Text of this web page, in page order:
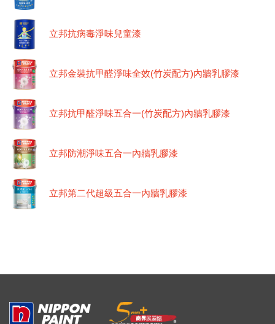
立邦抗病毒淨味兒童漆
立邦金裝抗甲醛淨味全效(竹炭配方)內牆乳膠漆
立邦抗甲醛淨味五合一(竹炭配方)內牆乳膠漆
立邦防潮淨味五合一內牆乳膠漆
立邦第二代超級五合一內牆乳膠漆